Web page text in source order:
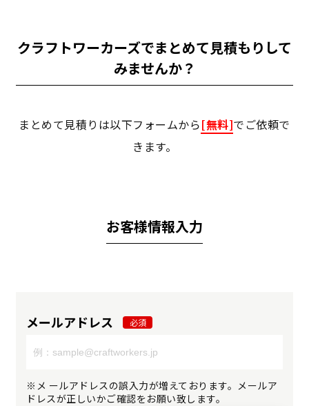
クラフトワーカーズでまとめて見積もりして
みませんか？
まとめて見積りは以下フォームから[無料]でご依頼で
きます。
お客様情報入力
メールアドレス 必須
※メ ールアドレスの誤入力が増えております。メールア
ドレスが正しいかご確認をお願い致します。